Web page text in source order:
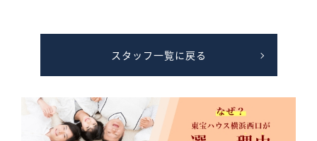
スタッフ一覧に戻る